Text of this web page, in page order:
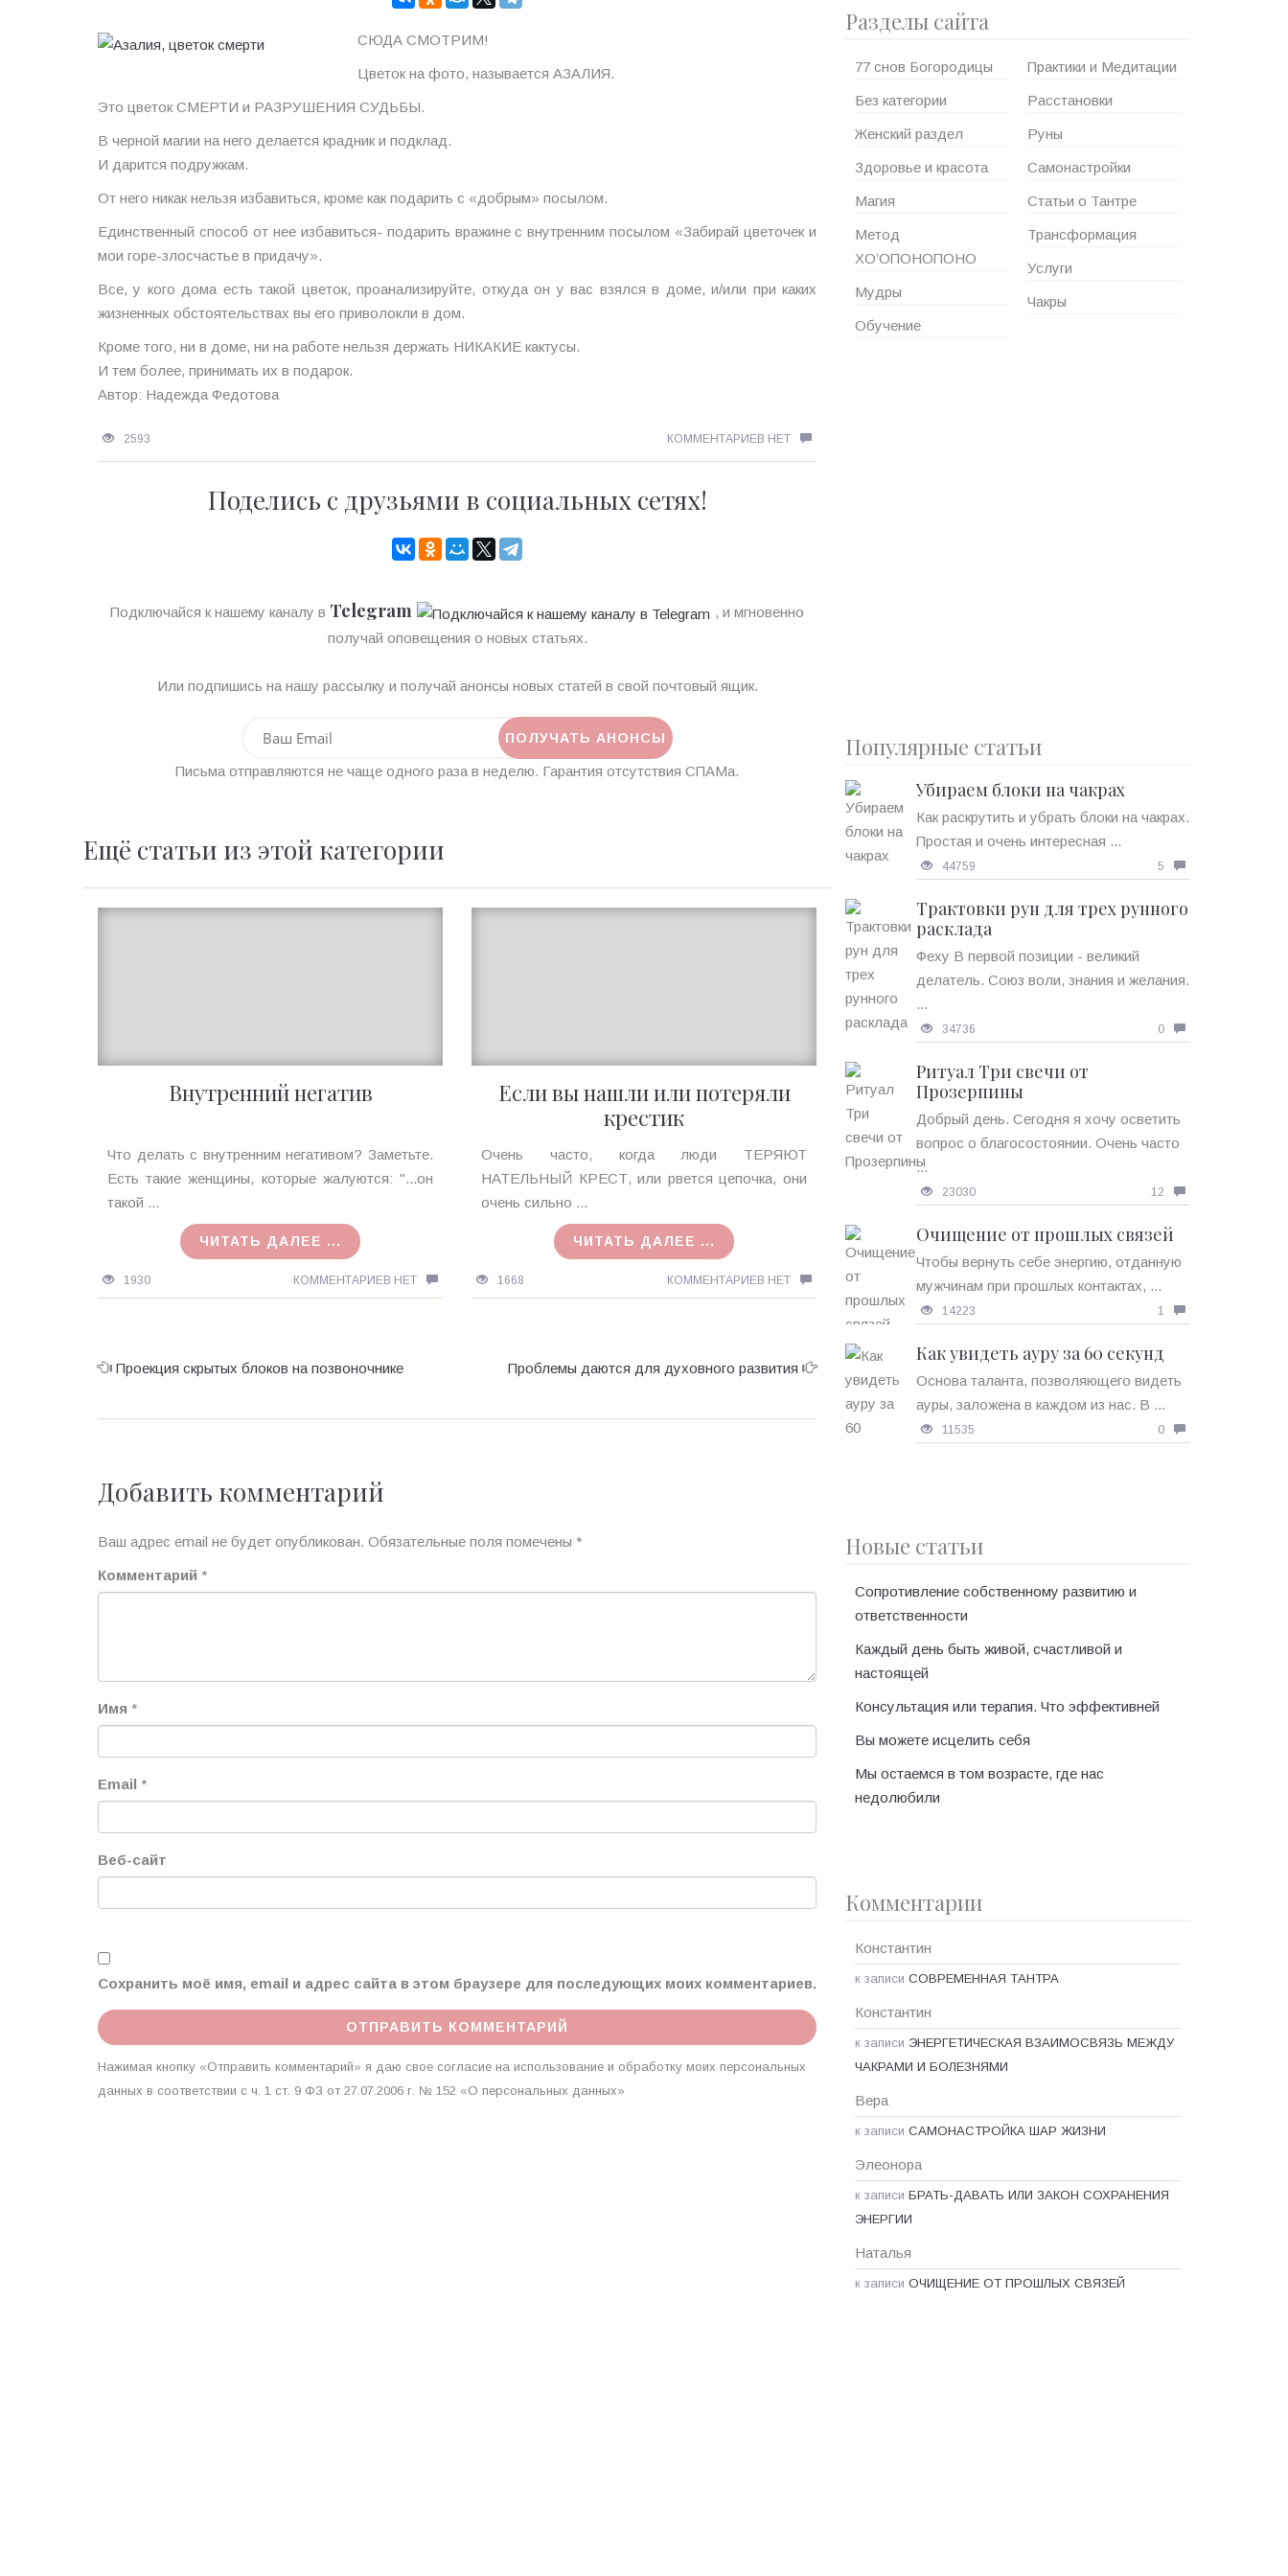
СЮДА СМОТРИМ!
Цветок на фото, называется АЗАЛИЯ.
Это цветок СМЕРТИ и РАЗРУШЕНИЯ СУДЬБЫ.
В черной магии на него делается крадник и подклад.
И дарится подружкам.
От него никак нельзя избавиться, кроме как подарить с «добрым» посылом.
Единственный способ от нее избавиться- подарить вражине с внутренним посылом «Забирай цветочек и
мои горе-злосчастье в придачу».
Все, у кого дома есть такой цветок, проанализируйте, откуда он у вас взялся в доме, и/или при каких
жизненных обстоятельствах вы его приволокли в дом.
Кроме того, ни в доме, ни на работе нельзя держать НИКАКИЕ кактусы.
И тем более, принимать их в подарок.
Автор: Надежда Федотова
2593 КОММЕНТАРИЕВ НЕТ
Поделись с друзьями в социальных сетях!
Подключайся к нашему каналу в Telegram
, и мгновенно
получай оповещения о новых статьях.
Или подпишись на нашу рассылку и получай анонсы новых статей в свой почтовый ящик.
Письма отправляются не чаще одного раза в неделю. Гарантия отсутствия СПАМа.
Ещё статьи из этой категории
Внутренний негатив
Ирина
MagicTantra
07.03.2017
Что делать с внутренним негативом? Заметьте.
Есть такие женщины, которые жалуются: "...он
такой ...
ЧИТАТЬ ДАЛЕЕ ...
1930 КОММЕНТАРИЕВ НЕТ
Если вы нашли или потеряли
крестик
Ирина
MagicTantra
12.08.2015
Очень часто, когда люди ТЕРЯЮТ
НАТЕЛЬНЫЙ КРЕСТ, или рвется цепочка, они
очень сильно ...
ЧИТАТЬ ДАЛЕЕ ...
1668 КОММЕНТАРИЕВ НЕТ
Проекция скрытых блоков на позвоночнике Проблемы даются для духовного развития
Добавить комментарий
Ваш адрес email не будет опубликован. Обязательные поля помечены *
Комментарий *
Имя *
Email *
Веб-сайт
Сохранить моё имя, email и адрес сайта в этом браузере для последующих моих комментариев.
Нажимая кнопку «Отправить комментарий» я даю свое согласие на использование и обработку моих персональных
данных в соответствии с ч. 1 ст. 9 ФЗ от 27.07.2006 г. № 152 «О персональных данных»
Разделы сайта
77 снов Богородицы
Без категории
Женский раздел
Здоровье и красота
Магия
Метод
ХО’ОПОНОПОНО
Мудры
Обучение
Практики и Медитации
Расстановки
Руны
Самонастройки
Статьи о Тантре
Трансформация
Услуги
Чакры
Популярные статьи
Убираем блоки на чакрах
Как раскрутить и убрать блоки на чакрах.
Простая и очень интересная ...
44759 5
Трактовки рун для трех рунного
расклада
Феху В первой позиции - великий
делатель. Союз воли, знания и желания.
...
34736 0
Ритуал Три свечи от
Прозерпины
Добрый день. Сегодня я хочу осветить
вопрос о благосостоянии. Очень часто
...
23030 12
Очищение от прошлых связей
Чтобы вернуть себе энергию, отданную
мужчинам при прошлых контактах, ...
14223 1
Как увидеть ауру за 60 секунд
Основа таланта, позволяющего видеть
ауры, заложена в каждом из нас. В ...
11535 0
Новые статьи
Сопротивление собственному развитию и
ответственности
Каждый день быть живой, счастливой и
настоящей
Консультация или терапия. Что эффективней
Вы можете исцелить себя
Мы остаемся в том возрасте, где нас
недолюбили
Комментарии
Константин
к записи СОВРЕМЕННАЯ ТАНТРА
Константин
к записи ЭНЕРГЕТИЧЕСКАЯ ВЗАИМОСВЯЗЬ МЕЖДУ
ЧАКРАМИ И БОЛЕЗНЯМИ
Вера
к записи САМОНАСТРОЙКА ШАР ЖИЗНИ
Элеонора
к записи БРАТЬ-ДАВАТЬ ИЛИ ЗАКОН СОХРАНЕНИЯ
ЭНЕРГИИ
Наталья
к записи ОЧИЩЕНИЕ ОТ ПРОШЛЫХ СВЯЗЕЙ